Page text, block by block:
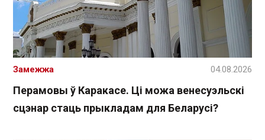
Перамовы ў Каракасе. Ці можа венесуэльскі
сцэнар стаць прыкладам для Беларусі?
Замежжа 04.08.2026